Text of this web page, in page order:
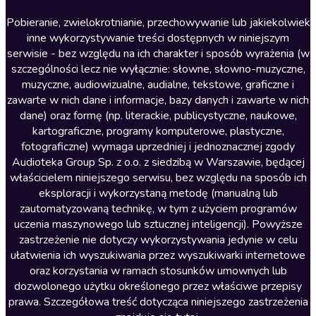
Literatura anglojęzyczna
Literatura faktu
Literatura obyczajowa
Literatura piękna obca
Literatura piękna polska
Nagrania relaksacyjne
Nauka języków
Nauki humanistyczne
Podcasty i audycje
Polityka
Prasa
Religia
Romans
Pobieranie, zwielokrotnianie, przechowywanie lub jakiekolwiek
inne wykorzystywanie treści dostępnych w niniejszym
serwisie - bez względu na ich charakter i sposób wyrażenia (w
szczególności lecz nie wyłącznie: słowne, słowno-muzyczne,
muzyczne, audiowizualne, audialne, tekstowe, graficzne i
zawarte w nich dane i informacje, bazy danych i zawarte w nich
dane) oraz formę (np. literackie, publicystyczne, naukowe,
kartograficzne, programy komputerowe, plastyczne,
fotograficzne) wymaga uprzedniej i jednoznacznej zgody
Audioteka Group Sp. z o.o. z siedzibą w Warszawie, będącej
właścicielem niniejszego serwisu, bez względu na sposób ich
eksploracji i wykorzystaną metodę (manualną lub
zautomatyzowaną technikę, w tym z użyciem programów
uczenia maszynowego lub sztucznej inteligencji). Powyższe
zastrzeżenie nie dotyczy wykorzystywania jedynie w celu
ułatwienia ich wyszukiwania przez wyszukiwarki internetowe
oraz korzystania w ramach stosunków umownych lub
dozwolonego użytku określonego przez właściwe przepisy
prawa. Szczegółowa treść dotycząca niniejszego zastrzeżenia